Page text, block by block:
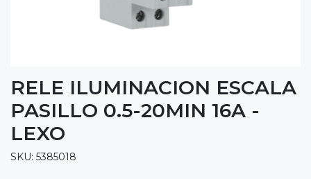
RELE ILUMINACION ESCALA
PASILLO 0.5-20MIN 16A -
LEXO
SKU: 5385018